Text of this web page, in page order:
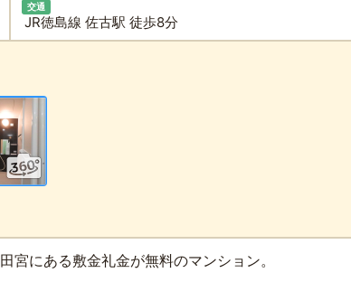
交通
JR徳島線 佐古駅 徒歩8分
にある敷金礼金が無料のマンション。